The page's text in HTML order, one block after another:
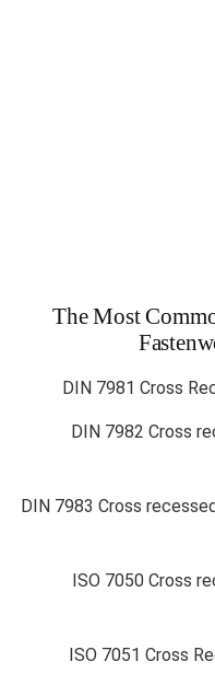
The Most
DIN 7981 Cross
DIN 7982 Cross
DIN 7983 Cross
ISO 7050 Cross
ISO 7051 Cross